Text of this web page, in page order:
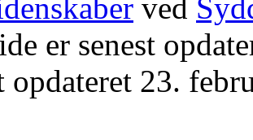
ved
er senest
opdateret 23.